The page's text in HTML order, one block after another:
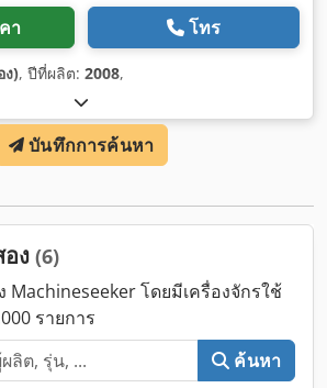
า โทร
ง), ปีที่ผลิต: 2008,
บันทึกการค้นหา
ง (6)
โดยมีเครื่องจักรใช้
รายการ
ค้นหา